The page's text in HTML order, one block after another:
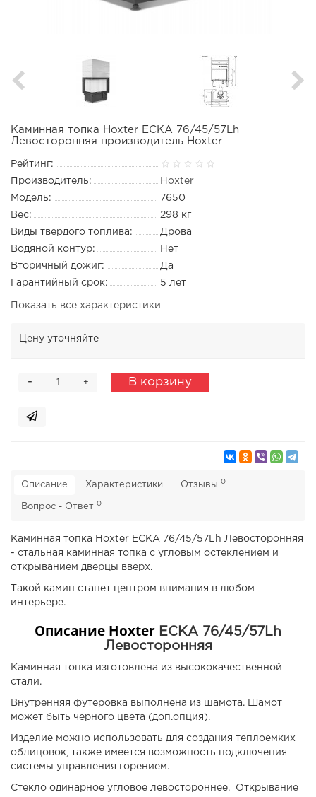
Каминная топка Hoxter ECKA 76/45/57Lh
Левосторонняя производитель Hoxter
Рейтинг:
Производитель:
Hoxter
Модель:
7650
Вес:
298 кг
Виды твердого топлива:
Дрова
Водяной контур:
Нет
Вторичный дожиг:
Да
Гарантийный срок:
5 лет
Показать все характеристики
Цену уточняйте
+
- В корзину
Описание Характеристики Отзывы 0
Вопрос - Ответ 0
Каминная топка Hoxter ECKA 76/45/57Lh Левосторонняя
- стальная каминная топка с угловым остеклением и
открыванием дверцы вверх.
Такой камин станет центром внимания в любом
интерьере.
Описание Hoxter ECKA 76/45/57Lh
Левосторонняя
Каминная топка изготовлена из высококачественной
стали.
Внутренняя футеровка выполнена из шамота. Шамот
может быть черного цвета (доп.опция).
Изделие можно использовать для создания теплоемких
облицовок, также имеется возможность подключения
системы управления горением.
Стекло одинарное угловое левостороннее. Открывание